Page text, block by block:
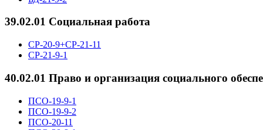
39.02.01 Социальная работа
СР-20-9+СР-21-11
СР-21-9-1
40.02.01 Право и организация социального
ПСО-19-9-1
ПСО-19-9-2
ПСО-20-11